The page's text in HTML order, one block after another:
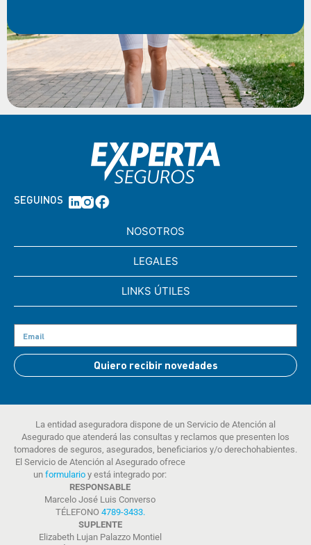
SEGUINOS
NOSOTROS
LEGALES
LINKS ÚTILES
Quiero recibir novedades
La entidad aseguradora dispone de un Servicio de Atención al
Asegurado que atenderá las consultas y reclamos que presenten los
tomadores de seguros, asegurados, beneficiarios y/o derechohabientes.
El Servicio de Atención al Asegurado ofrece
un formulario y está integrado por:
RESPONSABLE
Marcelo José Luis Converso
TÉLEFONO 4789-3433.
SUPLENTE
Elizabeth Lujan Palazzo Montiel